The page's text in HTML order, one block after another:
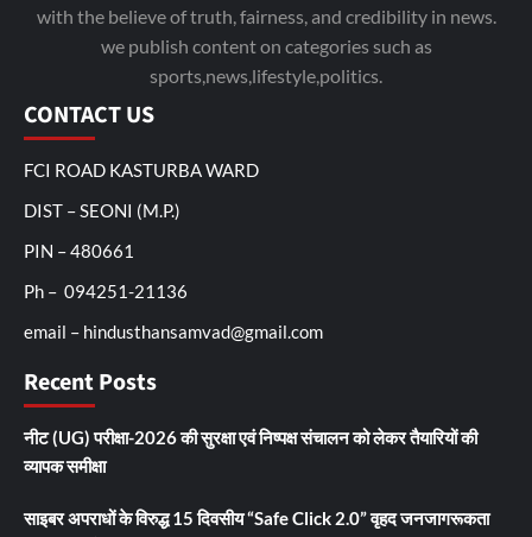
with the believe of truth, fairness, and credibility in news.
we publish content on categories such as
sports,news,lifestyle,politics.
CONTACT US
FCI ROAD KASTURBA WARD
DIST – SEONI (M.P.)
PIN – 480661
Ph – 094251-21136
email – hindusthansamvad@gmail.com
Recent Posts
नीट (UG) परीक्षा-2026 की सुरक्षा एवं निष्पक्ष संचालन को लेकर तैयारियों की
व्यापक समीक्षा
साइबर अपराधों के विरुद्ध 15 दिवसीय “Safe Click 2.0” वृहद जनजागरूकता